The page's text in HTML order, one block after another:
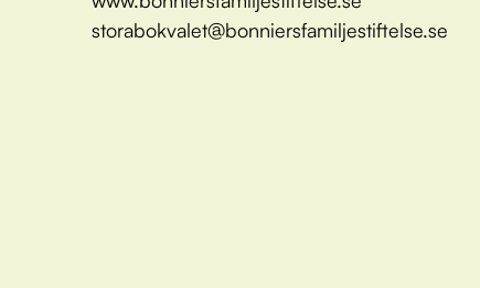
storabokvalet@bonniersfamiljestiftelse.se